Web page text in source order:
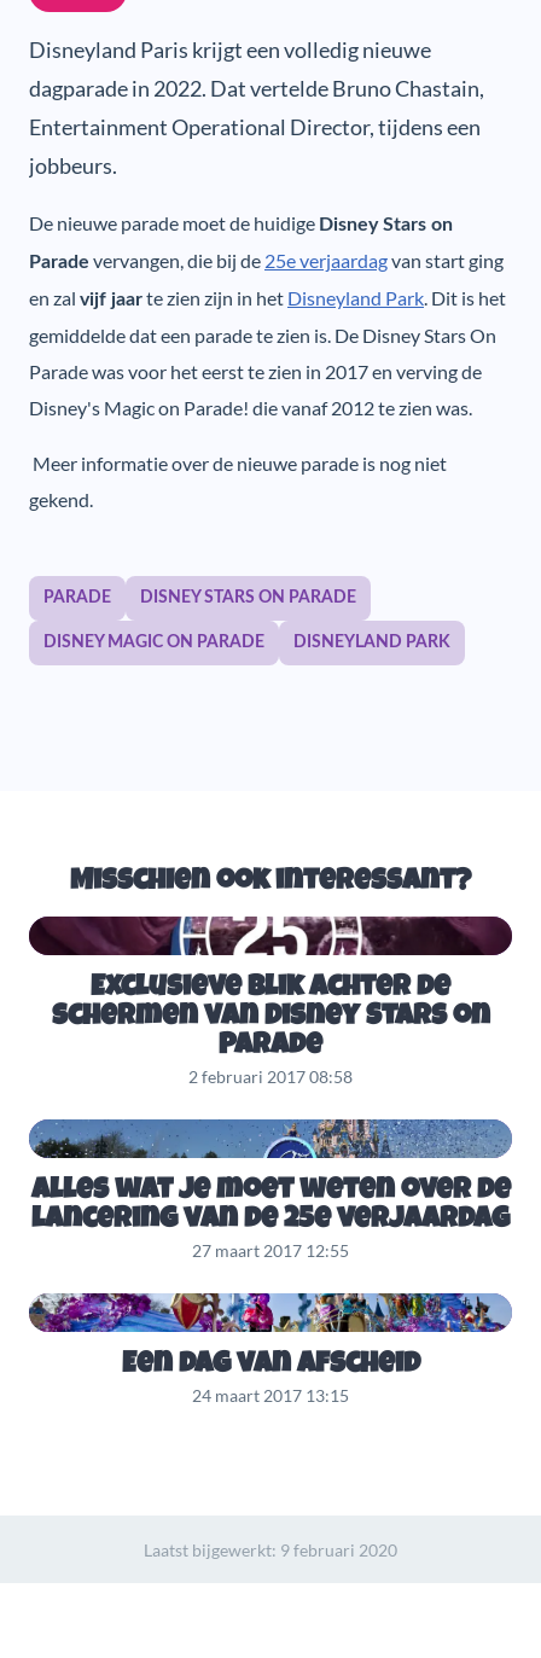
Disneyland Paris krijgt een volledig nieuwe
dagparade in 2022. Dat vertelde Bruno Chastain,
Entertainment Operational Director, tijdens een
jobbeurs.
De nieuwe parade moet de huidige Disney Stars on
Parade vervangen, die bij de 25e verjaardagvan start ging
en zal vijf jaarte zien zijn in het Disneyland Park. Dit is het
gemiddelde dat een parade te zien is. De Disney Stars On
Parade was voor het eerst te zien in 2017 en verving de
Disney's Magic on Parade! die vanaf 2012 te zien was.
Meer informatie over de nieuwe parade is nog niet
gekend.
PARADE DISNEY STARS ON PARADE
DISNEY MAGIC ON PARADE DISNEYLAND PARK
Misschien ook interessant?
Exclusieve blik achter de
schermen van Disney Stars on
Parade
2 februari 2017 08:58
Alles wat je moet weten over de
lancering van de 25e verjaardag
27 maart 2017 12:55
Een dag van afscheid
24 maart 2017 13:15
Laatst bijgewerkt: 9 februari 2020